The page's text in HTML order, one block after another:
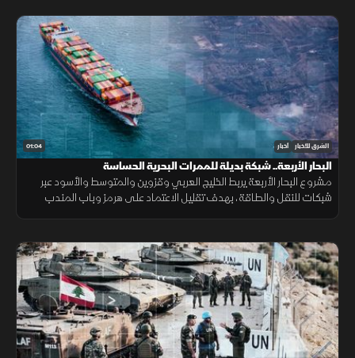
01:04 الشرق للأخبار أخبار
البحار الأربعة.. شبكة بديلة للممرات البحرية الحساسة
مشروع البحار الأربعة يربط الخليج العربي وقزوين والمتوسط والأسود عبر
شبكات للنقل والطاقة، بهدف تقليل الاعتماد على هرمز وباب المندب